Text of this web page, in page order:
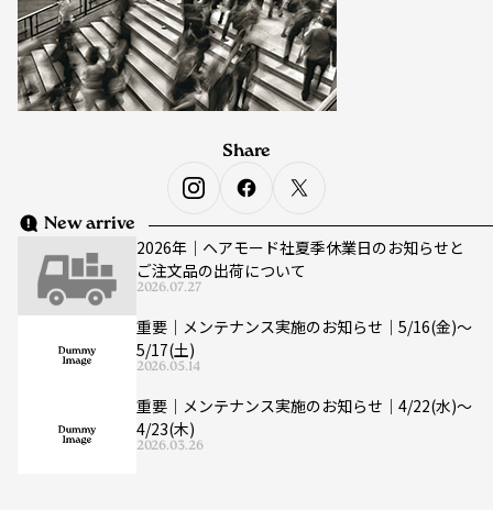
New arrive
2026年｜ヘアモード社夏季休業日のお知らせと
ご注文品の出荷について
2026.07.27
重要｜メンテナンス実施のお知らせ｜5/16(金)〜
5/17(土)
2026.05.14
重要｜メンテナンス実施のお知らせ｜4/22(水)〜
4/23(木)
2026.03.26
Share